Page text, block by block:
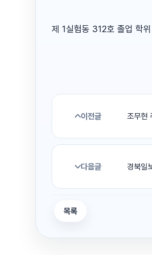
제 1실험동 312호 졸업 학
이전글 조무현
다음글 경북일
목록